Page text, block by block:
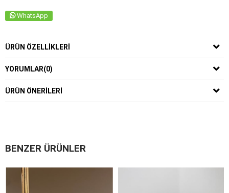
WhatsApp
ÜRÜN ÖZELLIKLERI
YORUMLAR(0)
ÜRÜN ÖNERILERI
BENZER ÜRÜNLER